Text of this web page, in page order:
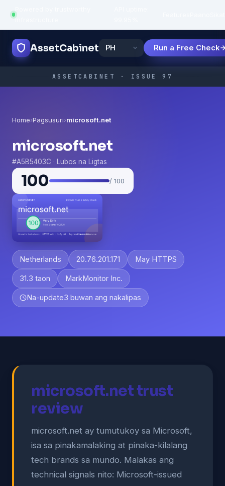
infrastructure
AssetCabinet Run a Free Check
ASSETCABINET · ISSUE 97
Home›Pagsusuri›microsoft.net
microsoft.net
#A5B5403C · Lubos na Ligtas
100 / 100
Netherlands 20.76.201.171 May HTTPS
31.3 taon MarkMonitor Inc.
Na-update3 buwan ang nakalipas
microsoft.net trust
review
microsoft.net ay tumutukoy sa Microsoft,
isa sa pinakamalaking at pinaka-kilalang
tech brands sa mundo. Malakas ang
technical signals nito: Microsoft-issued